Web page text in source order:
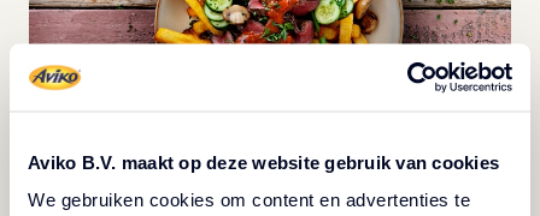
Aviko B.V. maakt op deze website gebruik van cookies
We gebruiken cookies om content en advertenties te